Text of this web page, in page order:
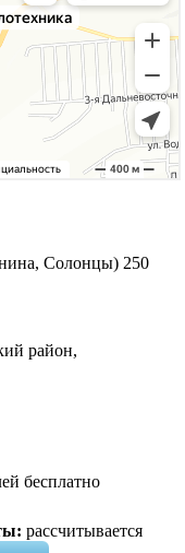
Солонцы) 250
район,
бесплатно
рассчитывается